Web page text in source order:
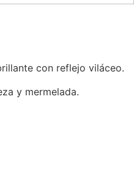
con reflejo viláceo.
y mermelada.